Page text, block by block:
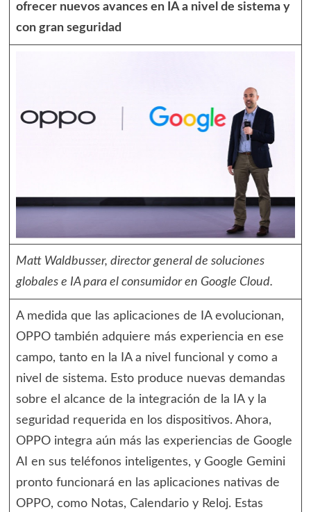
ofrecer nuevos avances en IA a nivel de sistema y
con gran seguridad
Matt Waldbusser, director general de soluciones
globales e IA para el consumidor en Google Cloud.
A medida que las aplicaciones de IA evolucionan,
OPPO también adquiere más experiencia en ese
campo, tanto en la IA a nivel funcional y como a
nivel de sistema. Esto produce nuevas demandas
sobre el alcance de la integración de la IA y la
seguridad requerida en los dispositivos. Ahora,
OPPO integra aún más las experiencias de Google
AI en sus teléfonos inteligentes, y Google Gemini
pronto funcionará en las aplicaciones nativas de
OPPO, como Notas, Calendario y Reloj. Estas